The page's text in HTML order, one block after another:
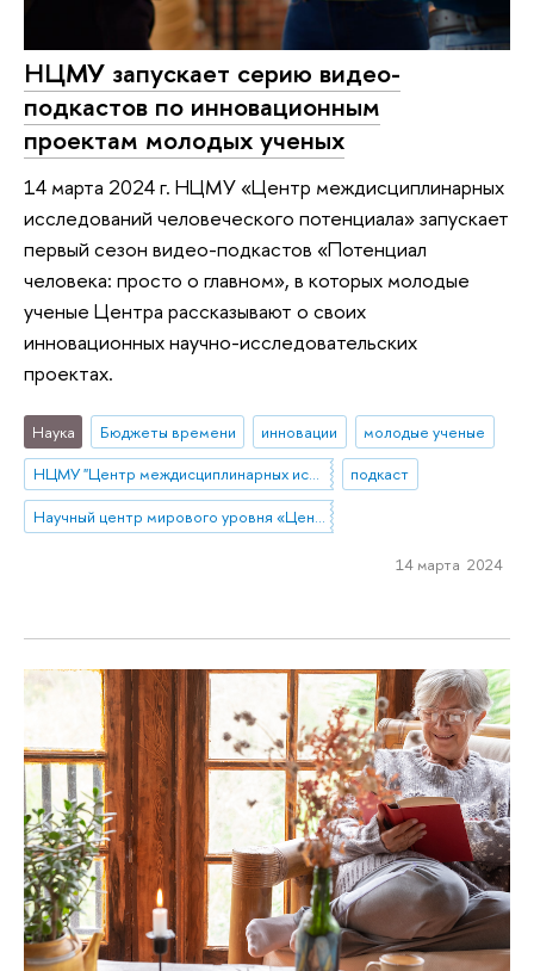
НЦМУ запускает серию видео-
подкастов по инновационным
проектам молодых ученых
14 марта 2024 г. НЦМУ «Центр междисциплинарных
исследований человеческого потенциала» запускает
первый сезон видео-подкастов «Потенциал
человека: просто о главном», в которых молодые
ученые Центра рассказывают о своих
инновационных научно-исследовательских
проектах.
Наука Бюджеты времени инновации
молодые ученые
НЦМУ "Центр междисциплинарных исследований человеческого потенциала"
подкаст
Научный центр мирового уровня «Центр междисциплинарных исследований человеческого потенциала»
14 марта 2024